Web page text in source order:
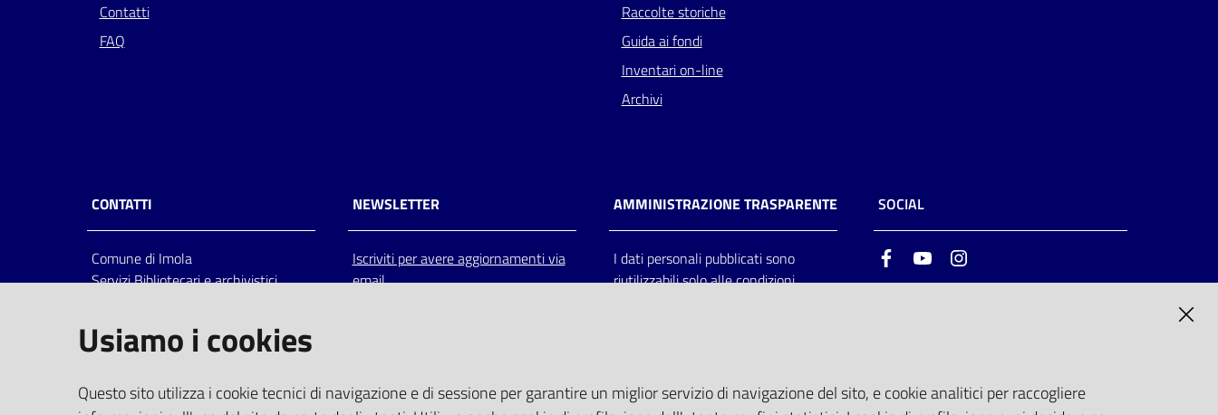
Contatti
FAQ
Raccolte storiche
Guida ai fondi
Inventari on-line
Archivi
CONTATTI
Comune di Imola
Servizi Bibliotecari e archivistici
Italia
centralino: tel 0542.6026.36 fax
bim@comune.imola.bo.it
PEC
NEWSLETTER
Iscriviti per avere aggiornamenti via
email
AMMINISTRAZIONE TRASPARENTE
I dati personali pubblicati sono
riutilizzabili solo alle condizioni
SOCIAL
FacebookYoutube
Usiamo i cookies
Questo sito utilizza i cookie tecnici di navigazione e di sessione per garantire un miglior servizio di navigazione del sito, e cookie analitici per raccogliere